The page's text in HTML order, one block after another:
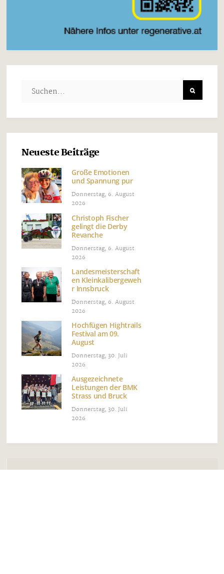
Neueste Beiträge
Große Emotionen
und Spannung pur
Donnerstag, 6. August
2026
Christoph Fischer
gelingt die Derby
Revanche
Donnerstag, 6. August
2026
Landesmeisterschaft
en Kleinkalibergeweh
r Innsbruck
Donnerstag, 6. August
2026
Hochfügen Hightrails
Festival am 09.
August
Donnerstag, 30. Juli
2026
Ausgezeichnete
Leistungen der BMK
Strass und Bruck
Donnerstag, 30. Juli
2026